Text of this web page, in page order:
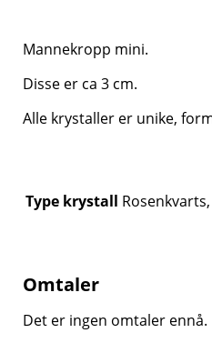
Mannekropp mini.
Disse er ca 3 cm.
Alle krystaller er unike,
Type krystall
Omtaler
Det er ingen omtaler ennå.